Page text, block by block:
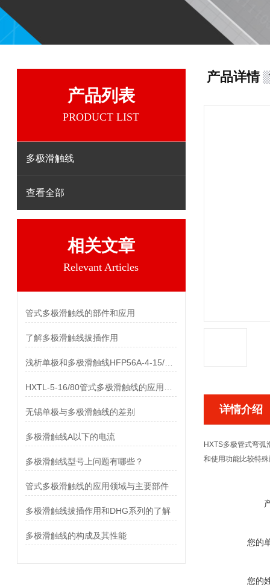
产品列表
PRODUCT LIST
多极滑触线
查看全部
相关文章
Relevant Articles
管式多极滑触线的部件和应用
了解多极滑触线拔插作用
无锡单极与多极滑触线的差别
多极滑触线A以下的电流
多极滑触线型号上问题有哪些？
管式多极滑触线的应用领域与主要部件
多极滑触线拔插作用和DHG系列的了解
多极滑触线的构成及其性能
产品详情
详情介绍
HXTS多极管式弯弧
和使用功能比较特
您的
您的